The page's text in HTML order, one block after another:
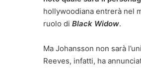
hollywoodiana entrerà nel
ruolo di Black Widow.
Ma Johansson non sarà
Reeves, infatti, ha